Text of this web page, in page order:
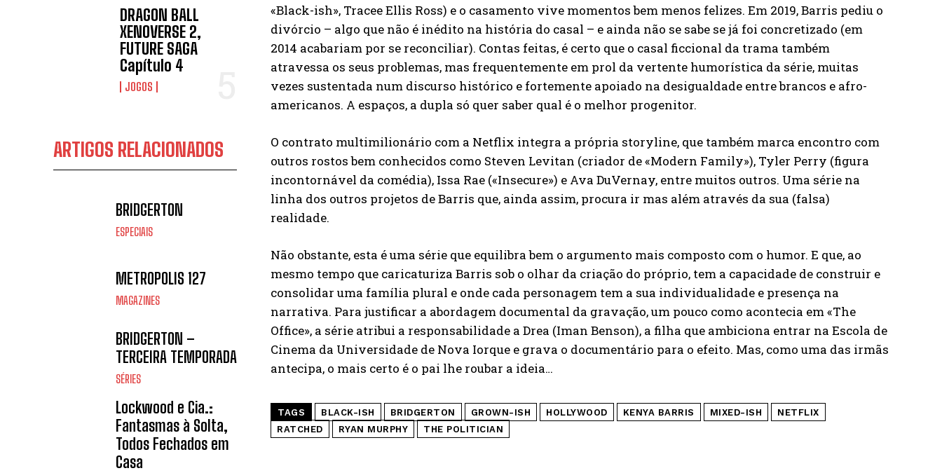
DRAGON BALL
XENOVERSE 2,
FUTURE SAGA
Capítulo 4
JOGOS
ARTIGOS RELACIONADOS
BRIDGERTON
ESPECIAIS
METROPOLIS 127
MAGAZINES
BRIDGERTON –
TERCEIRA TEMPORADA
SÉRIES
Lockwood e Cia.:
Fantasmas à Solta,
Todos Fechados em
Casa
«Black-ish», Tracee Ellis Ross) e o casamento vive momentos bem menos felizes. Em 2019, Barris pediu o
divórcio – algo que não é inédito na história do casal – e ainda não se sabe se já foi concretizado (em
2014 acabariam por se reconciliar). Contas feitas, é certo que o casal ficcional da trama também
atravessa os seus problemas, mas frequentemente em prol da vertente humorística da série, muitas
vezes sustentada num discurso histórico e fortemente apoiado na desigualdade entre brancos e afro-
americanos. A espaços, a dupla só quer saber qual é o melhor progenitor.
O contrato multimilionário com a Netflix integra a própria storyline, que também marca encontro com
outros rostos bem conhecidos como Steven Levitan (criador de «Modern Family»), Tyler Perry (figura
incontornável da comédia), Issa Rae («Insecure») e Ava DuVernay, entre muitos outros. Uma série na
linha dos outros projetos de Barris que, ainda assim, procura ir mas além através da sua (falsa)
realidade.
Não obstante, esta é uma série que equilibra bem o argumento mais composto com o humor. E que, ao
mesmo tempo que caricaturiza Barris sob o olhar da criação do próprio, tem a capacidade de construir e
consolidar uma família plural e onde cada personagem tem a sua individualidade e presença na
narrativa. Para justificar a abordagem documental da gravação, um pouco como acontecia em «The
Office», a série atribui a responsabilidade a Drea (Iman Benson), a filha que ambiciona entrar na Escola de
Cinema da Universidade de Nova Iorque e grava o documentário para o efeito. Mas, como uma das irmãs
antecipa, o mais certo é o pai lhe roubar a ideia…
TAGS BLACK-ISH BRIDGERTON GROWN-ISH HOLLYWOOD KENYA BARRIS MIXED-ISH
NETFLIX
RATCHED
RYAN MURPHY THE POLITICIAN